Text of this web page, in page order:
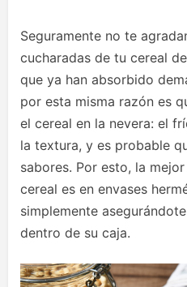
Seguramente no te
cucharadas de tu cereal
que ya han absorbido
por esta misma razón es
el cereal en la nevera: el
la textura, y es probable
sabores. Por esto, la
cereal es en envases
simplemente
dentro de su caja.